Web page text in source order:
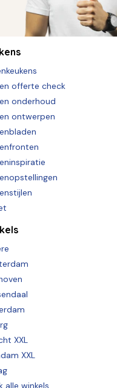
offerte check
onderhoud
ontwerpen
XXL
XXL
alle winkels